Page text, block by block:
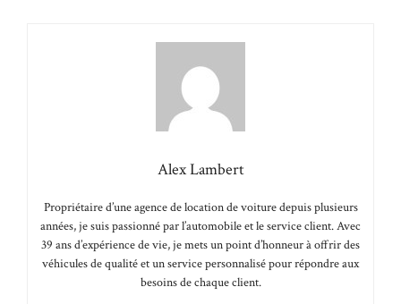
Alex Lambert
Propriétaire d’une agence de location de voiture depuis plusieurs
années, je suis passionné par l’automobile et le service client. Avec
39 ans d’expérience de vie, je mets un point d’honneur à offrir des
véhicules de qualité et un service personnalisé pour répondre aux
besoins de chaque client.